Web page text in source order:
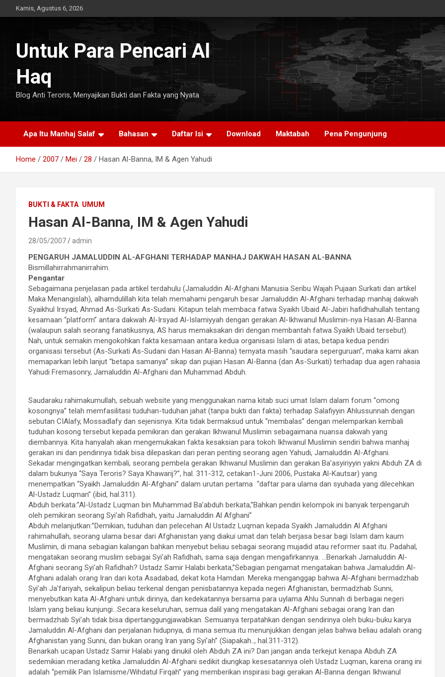
to
Kamis, Agustus 6, 2026
Untuk Para Pencari Al
Haq
Blog Anti Teroris, Menyajikan Bukti dan Fakta yang Nyata
Apa Itu Manhaj Salaf Bahasan Daftar Isi Download Maktabah Pena Pengunjung
Home 2007 Mei 28 Hasan Al-Banna, IM & Agen Yahudi
BUKTI & FAKTA UMUM
Hasan Al-Banna, IM & Agen Yahudi
28/05/2007 admin
PENGARUH JAMALUDDIN AL-AFGHANI TERHADAP MANHAJ DAKWAH HASAN AL-BANNA
Bismillahirrahmanirrahim.
Pengantar
Sebagaimana penjelasan pada artikel terdahulu (Jamaluddin Al-Afghani Manusia Seribu Wajah Pujaan Surkati dan artikel
Maka Menangislah), alhamdulillah kita telah memahami pengaruh besar Jamaluddin Al-Afghani terhadap manhaj dakwah
Syaikhul Irsyad, Ahmad As-Surkati As-Sudani. Kitapun telah membaca fatwa Syaikh Ubaid Al-Jabiri hafidhahullah tentang
kesamaan “platform” antara dakwah Al-Irsyad Al-Islamiyyah dengan gerakan Al-Ikhwanul Muslimin-nya Hasan Al-Banna
(walaupun salah seorang fanatikusnya, AS harus memaksakan diri dengan membantah fatwa Syaikh Ubaid tersebut).
Nah, untuk semakin mengokohkan fakta kesamaan antara kedua organisasi Islam di atas, betapa kedua pendiri
organisasi tersebut (As-Surkati As-Sudani dan Hasan Al-Banna) ternyata masih “saudara seperguruan”, maka kami akan
memaparkan lebih lanjut “betapa samanya” sikap dan pujian Hasan Al-Banna (dan As-Surkati) terhadap dua agen rahasia
Yahudi Fremasonry, Jamaluddin Al-Afghani dan Muhammad Abduh.
Saudaraku rahimakumullah, sebuah website yang menggunakan nama kitab suci umat Islam dalam forum “omong
kosongnya” telah memfasilitasi tuduhan-tuduhan jahat (tanpa bukti dan fakta) terhadap Salafiyyin Ahlussunnah dengan
sebutan CIAlafy, Mossadlafy dan sejenisnya. Kita tidak bermaksud untuk “membalas” dengan melemparkan kembali
tuduhan kosong tersebut kepada pemikiran dan gerakan Ikhwanul Muslimin sebagaimana nuansa dakwah yang
diembannya. Kita hanyalah akan mengemukakan fakta kesaksian para tokoh Ikhwanul Muslimin sendiri bahwa manhaj
gerakan ini dan pendirinya tidak bisa dilepaskan dari peran penting seorang agen Yahudi, Jamaluddin Al-Afghani.
Sekadar mengingatkan kembali, seorang pembela gerakan Ikhwanul Muslimin dan gerakan Ba’asyiriyyin yakni Abduh ZA di
dalam bukunya “Saya Teroris? Saya Khawarij?”, hal. 311-312, cetakan1-Juni 2006, Pustaka Al-Kautsar) yang
menempatkan “Syaikh Jamaluddin Al-Afghani” dalam urutan pertama “daftar para ulama dan syuhada yang dilecehkan
Al-Ustadz Luqman” (ibid, hal.311).
Abduh berkata:”Al-Ustadz Luqman bin Muhammad Ba’abduh berkata,”Bahkan pendiri kelompok ini banyak terpengaruh
oleh pemikiran seorang Syi’ah Rafidhah, yaitu Jamaluddin Al Afghani”
Abduh melanjutkan:”Demikian, tuduhan dan pelecehan Al Ustadz Luqman kepada Syaikh Jamaluddin Al Afghani
rahimahullah, seorang ulama besar dari Afghanistan yang diakui umat dan telah berjasa besar bagi Islam dam kaum
Muslimin, di mana sebagian kalangan bahkan menyebut beliau sebagai seorang mujadid atau reformer saat itu. Padahal,
mengatakan seorang muslim sebagai Syi’ah Rafidhah, sama saja dengan mengafirkannya. …Benarkah Jamaluddin Al-
Afghani seorang Syi’ah Rafidhah? Ustadz Samir Halabi berkata,”Sebagian pengamat mengatakan bahwa Jamaluddin Al-
Afghani adalah orang Iran dari kota Asadabad, dekat kota Hamdan. Mereka menganggap bahwa Al-Afghani bermadzhab
Syi’ah Ja’fariyah, sekalipun beliau terkenal dengan penisbatannya kepada negeri Afghanistan, bermadzhab Sunni,
menyebutkan kata Al-Afghani untuk dirinya, dan kedekatannya bersama para uylama Ahlu Sunnah di berbagai negeri
Islam yang beliau kunjungi…Secara keseluruhan, semua dalil yang mengatakan Al-Afghani sebagai orang Iran dan
bermadzhab Syi’ah tidak bisa dipertanggungjawabkan. Semuanya terpatahkan dengan sendirinya oleh buku-buku karya
Jamaluddin Al-Afghani dan perjalanan hidupnya, di mana semua itu menunjukkan dengan jelas bahwa beliau adalah orang
Afghanistan yang Sunni, dan bukan orang Iran yang Syi’ah” (Siapakah.., hal.311-312).
Benarkah ucapan Ustadz Samir Halabi yang dinukil oleh Abduh ZA ini? Dan jangan anda terkejut kenapa Abduh ZA
sedemikian meradang ketika Jamaluddin Al-Afghani sedikit diungkap kesesatannya oleh Ustadz Luqman, karena orang ini
adalah “pemilik Pan Islamisme/Wihdatul Firqah” yang memberikan inspirasi bagi gerakan Al-Banna dengan Ikhwanul